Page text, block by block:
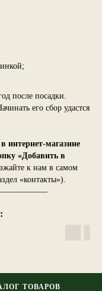
после посадки.
его сбор удастся
интернет-магазине
«Добавить в
к нам в самом
«контакты»).
ТОВАРОВ